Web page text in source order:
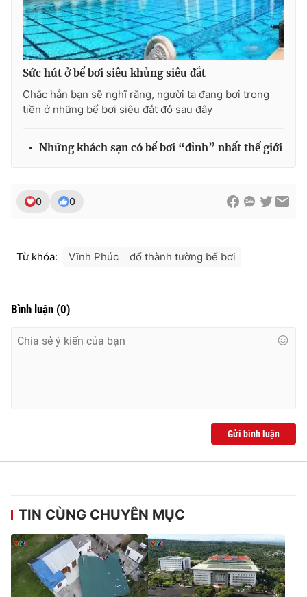
Tư vấn
Chuyên mục khác
Emagazine Podcast
Photo Infographic
Video Shorts video
Thị trường 24h Tấm lòng Việt
VTV4
VTV9
Theo dõi báo trên
Cơ quan chủ quản:Đài Truyền hình Việt Nam
Cơ quan báo chí:
Thời báo VTV
Sức hút ở bể bơi siêu khủng siêu đắt
Chắc hẳn bạn sẽ nghĩ rằng, người ta đang bơi trong
tiền ở những bể bơi siêu đắt đỏ sau đây
Những khách sạn có bể bơi “đỉnh” nhất thế giới
0 0
Từ khóa: Vĩnh Phúc đổ thành tường bể bơi
Bình luận (0)
Gửi bình luận
TIN CÙNG CHUYÊN MỤC